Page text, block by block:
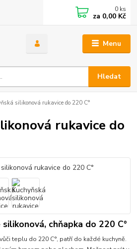
Menu
Hledat
0 ks
za 0,00 Kč
silikonová rukavice do 220 C°
rukavice do
silikonová, chňapka do 220 C°
teplu do 220 C°, patří do každé kuchyně.